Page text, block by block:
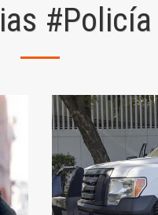
#Policía